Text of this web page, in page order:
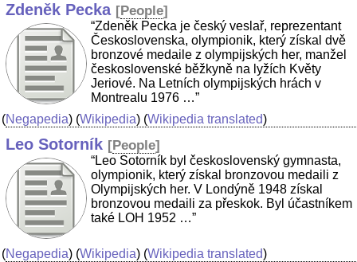
Zdeněk Pecka [People]
“Zdeněk Pecka je český veslař, reprezentant
Československa, olympionik, který získal dvě
bronzové medaile z olympijských her, manžel
československé běžkyně na lyžích Květy
Jeriové. Na Letních olympijských hrách v
Montrealu 1976 …”
(Negapedia) (Wikipedia) (Wikipedia translated)
Leo Sotorník [People]
“Leo Sotorník byl československý gymnasta,
olympionik, který získal bronzovou medaili z
Olympijských her. V Londýně 1948 získal
bronzovou medaili za přeskok. Byl účastníkem
také LOH 1952 …”
(Negapedia) (Wikipedia) (Wikipedia translated)